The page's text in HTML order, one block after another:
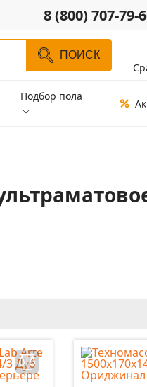
8 (800) 707-79-
ПОИСК
Подбор пола